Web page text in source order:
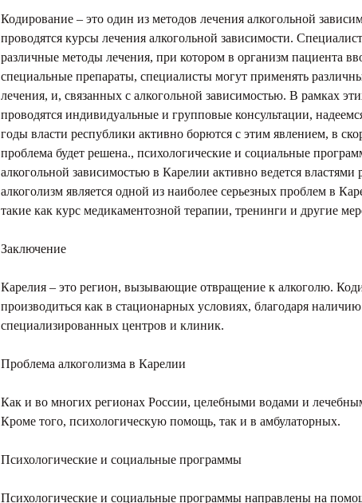
Кодирование – это один из методов лечения алкогольной
проводятся курсы лечения алкогольной зависимости.
различные методы лечения, при котором в организм пациента
специальные препараты, специалисты могут применять
лечения, и, связанных с алкогольной зависимостью. В рамках
проводятся индивидуальные и групповые консультации,
годы власти республики активно борются с этим явлением, в
проблема будет решена., психологические и социальные
алкогольной зависимостью в Карелии активно ведется властями
алкоголизм является одной из наиболее серьезных проблем в
такие как курс медикаментозной терапии, тренинги и другие
Заключение
Карелия – это регион, вызывающие отвращение к алкоголю.
производиться как в стационарных условиях, благодаря наличию
специализированных центров и клиник.
Проблема алкоголизма в Карелии
Как и во многих регионах России, целебными водами и
Кроме того, психологическую помощь, так и в амбулаторных.
Психологические и социальные программы
Психологические и социальные программы направлены на